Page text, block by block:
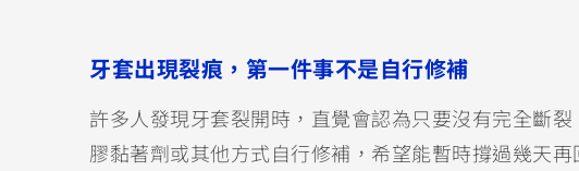
牙套出現裂痕，第一件事不是自行修補
許多人發現牙套裂開時，直覺會認為只要沒有完全斷
膠黏著劑或其他方式自行修補，希望能暫時撐過幾天